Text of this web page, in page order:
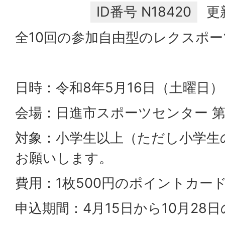
ID番号 N18420
更
全10回の参加自由型のレクスポ
日時：令和8年5月16日（土曜日）
会場：日進市スポーツセンター
対象：小学生以上（ただし小学
お願いします。
費用：1枚500円のポイントカー
申込期間：4月15日から10月28日